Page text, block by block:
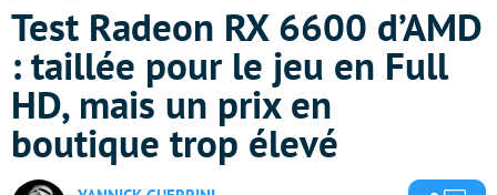
Test Radeon RX 6600 d’AMD
: taillée pour le jeu en Full
HD, mais un prix en
boutique trop élevé